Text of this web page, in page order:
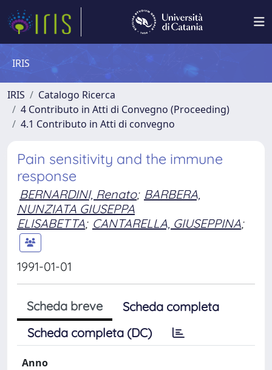
IRIS
IRIS
Catalogo Ricerca
4 Contributo in Atti di Convegno (Proceeding)
4.1 Contributo in Atti di convegno
Pain sensitivity and the immune
response
BERNARDINI, Renato; BARBERA,
NUNZIATA GIUSEPPA
ELISABETTA; CANTARELLA, GIUSEPPINA;
1991-01-01
Scheda breve
Scheda completa
Scheda completa (DC)
Anno